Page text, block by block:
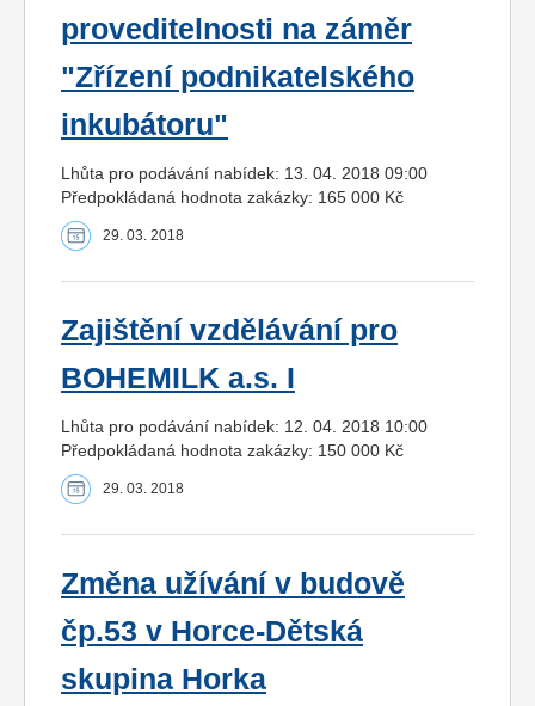
proveditelnosti na záměr
"Zřízení podnikatelského
inkubátoru"
Lhůta pro podávání nabídek: 13. 04. 2018 09:00
Předpokládaná hodnota zakázky: 165 000 Kč
29. 03. 2018
Zajištění vzdělávání pro
BOHEMILK a.s. I
Lhůta pro podávání nabídek: 12. 04. 2018 10:00
Předpokládaná hodnota zakázky: 150 000 Kč
29. 03. 2018
Změna užívání v budově
čp.53 v Horce-Dětská
skupina Horka